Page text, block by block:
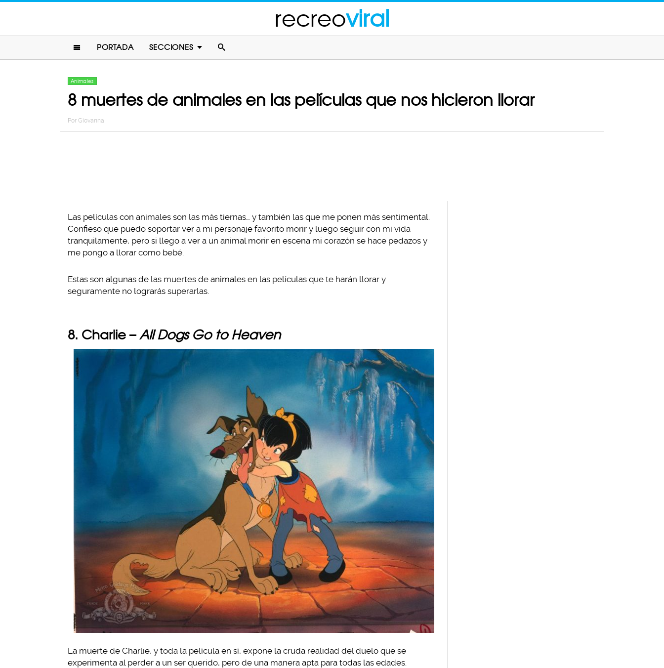
recreoviral
PORTADA SECCIONES
Animales
8 muertes de animales en las películas que nos hicieron llorar
Por Giovanna
Las películas con animales son las más tiernas… y también las que me ponen más sentimental.
Confieso que puedo soportar ver a mi personaje favorito morir y luego seguir con mi vida
tranquilamente, pero si llego a ver a un animal morir en escena mi corazón se hace pedazos y
me pongo a llorar como bebé.
Estas son algunas de las muertes de animales en las películas que te harán llorar y
seguramente no lograrás superarlas.
8. Charlie –All Dogs Go to Heaven
La muerte de Charlie, y toda la película en sí, expone la cruda realidad del duelo que se
experimenta al perder a un ser querido, pero de una manera apta para todas las edades.